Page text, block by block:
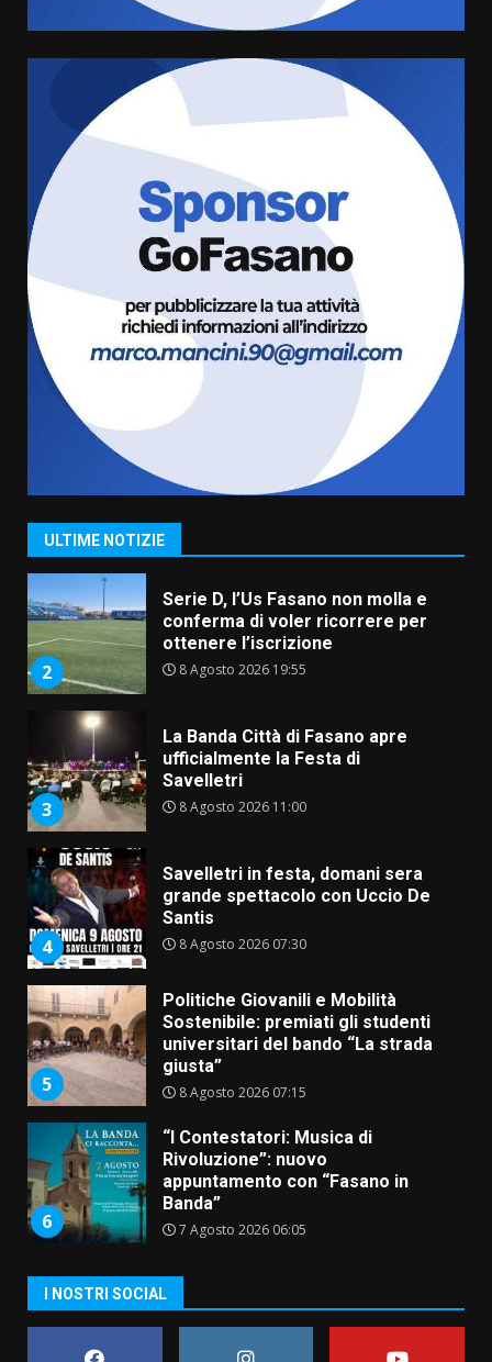
ULTIME NOTIZIE
Sostenibile: premiati gli studenti
universitari del bando “La strada
giusta”
8 Agosto 2026 07:15
“I Contestatori: Musica di
Rivoluzione”: nuovo
appuntamento con “Fasano in
Banda”
7 Agosto 2026 06:05
US Fasano, Scianaro: “Profonda
amarezza per esclusione dal
campionato di calcio”
7 Agosto 2026 06:00
1
Grande successo per la “Sagra
del Pesce Spada” a Savelletri
9 Agosto 2026 07:32
2
Serie D, l’Us Fasano non molla e
conferma di voler ricorrere per
ottenere l’iscrizione
8 Agosto 2026 19:55
3
La Banda Città di Fasano apre
ufficialmente la Festa di
Savelletri
8 Agosto 2026 11:00
4
Savelletri in festa, domani sera
grande spettacolo con Uccio De
Santis
8 Agosto 2026 07:30
5
Politiche Giovanili e Mobilità
Sostenibile: premiati gli studenti
universitari del bando “La strada
giusta”
8 Agosto 2026 07:15
6
“I Contestatori: Musica di
Rivoluzione”: nuovo
appuntamento con “Fasano in
Banda”
7 Agosto 2026 06:05
amarezza per esclusione dal
campionato di calcio”
7 Agosto 2026 06:00
I NOSTRI SOCIAL